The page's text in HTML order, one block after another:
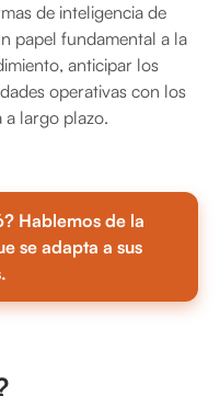
de inteligencia de
papel fundamental a la
anticipar los
operativas con los
a largo plazo.
Hablemos de la
se adapta a sus